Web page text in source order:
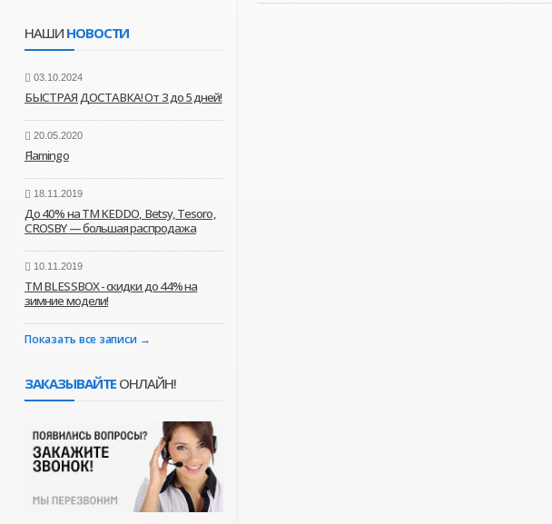
НАШИ НОВОСТИ
03.10.2024
БЫСТРАЯ ДОСТАВКА! От 3 до 5 дней!
20.05.2020
Flamingo
18.11.2019
До 40% на ТМ KEDDO, Betsy, Tesoro,
CROSBY — большая распродажа
10.11.2019
ТМ BLESSBOX - скидки до 44% на
зимние модели!
Показать все записи
ЗАКАЗЫВАЙТЕ ОНЛАЙН!